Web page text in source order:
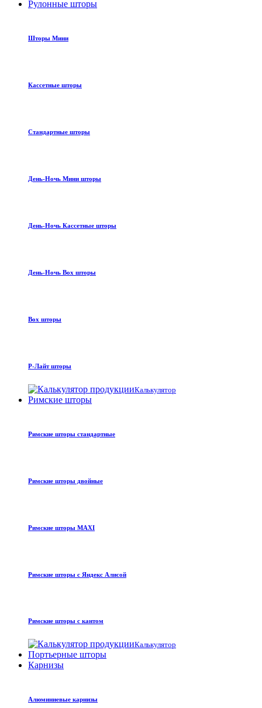
Рулонные шторы
Шторы Мини
Кассетные шторы
Стандартные шторы
День-Ночь Мини шторы
День-Ночь Кассетные шторы
День-Ночь Box шторы
Box шторы
Р-Лайт шторы
Калькулятор
Римские шторы
Римские шторы стандартные
Римские шторы двойные
Римские шторы MAXI
Римские шторы с Яндекс Алисой
Римские шторы с кантом
Калькулятор
Портьерные шторы
Карнизы
Алюминиевые карнизы